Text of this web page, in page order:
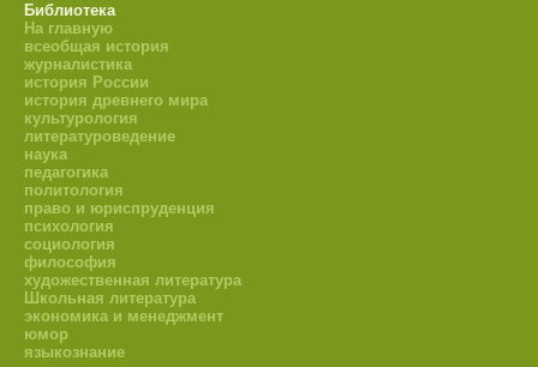
Библиотека
На главную
всеобщая история
журналистика
история России
история древнего мира
культурология
литературоведение
наука
педагогика
политология
право и юриспруденция
психология
социология
философия
художественная литература
Школьная литература
экономика и менеджмент
юмор
языкознание